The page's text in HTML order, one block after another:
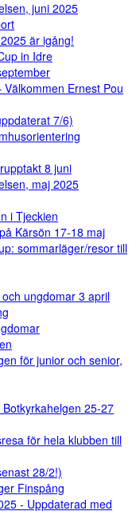
juni 2025
är igång!
in Idre
Ernest Pou
7/6)
8 juni
maj 2025
i Tjeckien
Kärsön 17-18 maj
sommarläger/resor till
ungdomar 3 april
för junior och senior,
25-27
för hela klubben till
28/2!)
Finspång
- Uppdaterad med